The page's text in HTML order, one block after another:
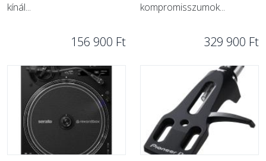
kínál...
156 900 Ft
kompromisszumok...
329 900 Ft